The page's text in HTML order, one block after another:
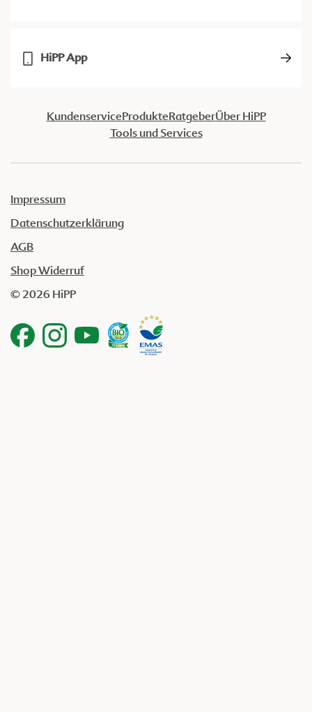
HiPP App
KundenserviceProdukteRatgeberÜber HiPP
Tools und Services
Impressum
Datenschutzerklärung
AGB
Shop Widerruf
© 2026 HiPP